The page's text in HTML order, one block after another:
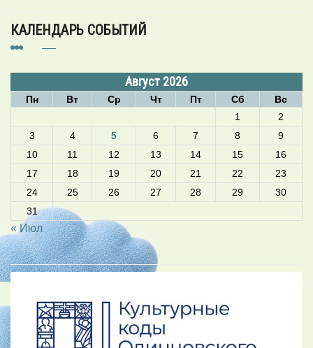
КАЛЕНДАРЬ СОБЫТИЙ
Август 2026
Пн Вт Ср Чт Пт Сб
Вс
1
2
3
4 5 6 7 8
9
10
11 12 13 14 15
16
17
18 19 20 21 22
23
24
25 26 27 28 29
30
31
« Июл